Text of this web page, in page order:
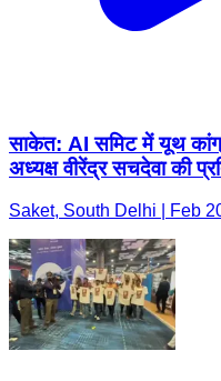
साकेत: AI समिट में यूथ
अध्यक्ष वीरेंद्र सचदेवा की
Saket, South Delhi | Feb